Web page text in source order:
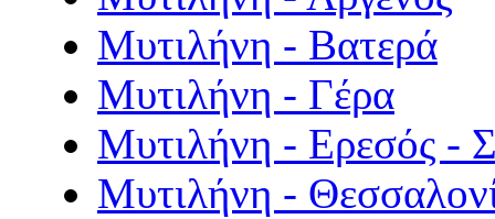
Μυτιλήνη - Βατερά
Μυτιλήνη - Γέρα
Μυτιλήνη - Ερεσός -
Μυτιλήνη -